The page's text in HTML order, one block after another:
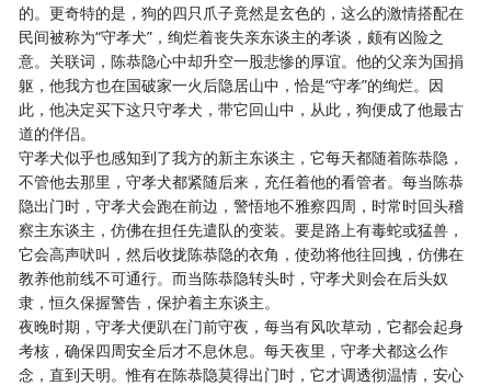
的。更奇特的是，狗的四只爪子竟然是玄色的，这么的激情搭配在
民间被称为“守孝犬”，绚烂着丧失亲东谈主的孝谈，颇有凶险之
意。关联词，陈恭隐心中却升空一股悲惨的厚谊。他的父亲为国捐
躯，他我方也在国破家一火后隐居山中，恰是“守孝”的绚烂。因
此，他决定买下这只守孝犬，带它回山中，从此，狗便成了他最古
道的伴侣。
守孝犬似乎也感知到了我方的新主东谈主，它每天都随着陈恭隐，
不管他去那里，守孝犬都紧随后来，充任着他的看管者。每当陈恭
隐出门时，守孝犬会跑在前边，警悟地不雅察四周，时常时回头稽
察主东谈主，仿佛在担任先遣队的变装。要是路上有毒蛇或猛兽，
它会高声吠叫，然后收拢陈恭隐的衣角，使劲将他往回拽，仿佛在
教养他前线不可通行。而当陈恭隐转头时，守孝犬则会在后头奴
隶，恒久保握警告，保护着主东谈主。
夜晚时期，守孝犬便趴在门前守夜，每当有风吹草动，它都会起身
考核，确保四周安全后才不息休息。每天夜里，守孝犬都这么作
念，直到天明。惟有在陈恭隐莫得出门时，它才调透彻温情，安心